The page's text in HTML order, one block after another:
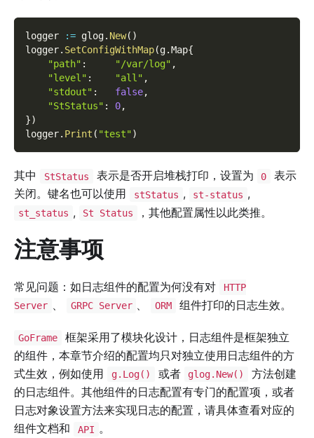
logger := glog. New( )
logger. SetConfigWithMap(g.Map{
"path" : "/var/log" ,
"level" : "all" ,
"stdout" : false,
"StStatus" : 0,
})
logger. Print ( "test")
其中 StStatus 表示是否开启堆栈打印，设置为 0
表示
关闭。键名也可以使用
stStatus , st-status ,
st_status , St Status ，其他配置属性以此类推。
注意事项
常见问题：如日志组件的配置为何没有对
HTTP
Server
GRPC Server ORM 组件打印的日志生效。
GoFrame
框架采用了模块化设计，日志组件是框架独立
的组件，本章节介绍的配置均只对独立使用日志组件的方
式生效，例如使用
g.Log() 或者 glog.New()
方法创建
的日志组件。其他组件的日志配置有专门的配置项，或者
日志对象设置方法来实现日志的配置，请具体查看对应的
组件文档和
API 。